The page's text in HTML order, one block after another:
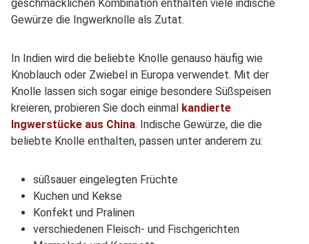
geschmacklichen Kombination enthalten viele indische
Gewürze die Ingwerknolle als Zutat.
In Indien wird die beliebte Knolle genauso häufig wie
Knoblauch oder Zwiebel in Europa verwendet. Mit der
Knolle lassen sich sogar einige besondere Süßspeisen
kreieren, probieren Sie doch einmal kandierte
Ingwerstücke aus China. Indische Gewürze, die die
beliebte Knolle enthalten, passen unter anderem zu:
süßsauer eingelegten Früchte
Kuchen und Kekse
Konfekt und Pralinen
verschiedenen Fleisch- und Fischgerichten